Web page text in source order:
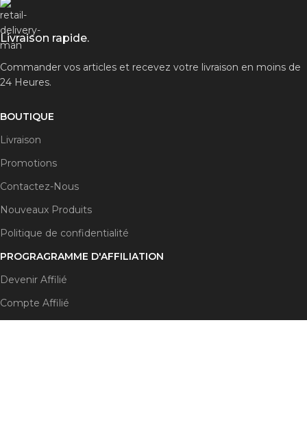
Livraison rapide.
Commander vos articles et recevez votre livraison en moins de
24 Heures.
BOUTIQUE
Livraison
Promotions
Contactez-Nous
Nouveaux Produits
Politique de confidentialité
PROGRAGRAMME D'AFFILIATION
Devenir Affilié
Compte Affilié